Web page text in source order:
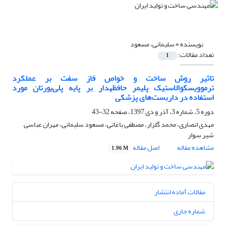
نویسنده =سلیمانی، مسعود
تعداد مقالات: 1
تاثیر روش ساخت و خواص فاز سفت بر عملکرد
ترموویسکوالاستیک پلیمر حافظه‎‍دار بر پایه پلی‌یورتان مورد
استفاده در داربست‌های پزشکی
دوره 5، شماره 3، آذر و دی 1397، صفحه
32-43
مهدی انصاری، محمد گلزار، مصطفی باغانی، مسعود سلیمانی، مهران عباسی
شیر سوار
مشاهده مقاله
اصل مقاله 1.96 M
مقالات آماده انتشار
شماره جاری